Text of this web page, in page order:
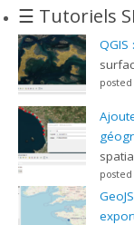
☰ Tutoriels
QGIS
posted